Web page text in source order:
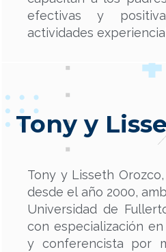
efectivas y
actividades
Tony y
Tony y Lisseth
desde el año 2000,
Universidad de
con especialización en
y conferencista por